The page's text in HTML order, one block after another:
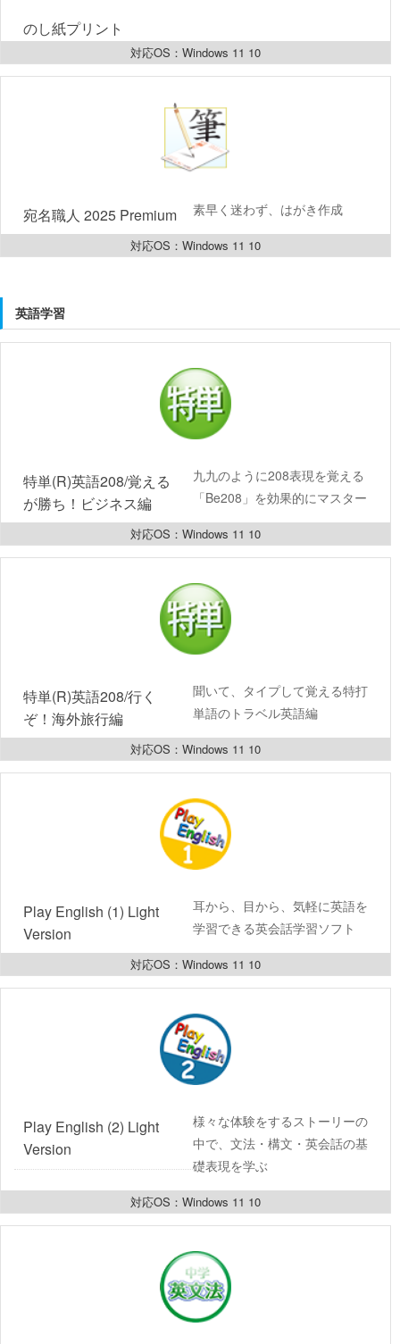
のし紙プリント
対応OS：Windows 11 10
宛名職人 2025 Premium 素早く迷わず、はがき作成
対応OS：Windows 11 10
英語学習
特単(R)英語208/覚える
が勝ち！ビジネス編
九九のように208表現を覚える
「Be208」を効果的にマスター
対応OS：Windows 11 10
特単(R)英語208/行く
ぞ！海外旅行編
聞いて、タイプして覚える特打
単語のトラベル英語編
対応OS：Windows 11 10
Play English (1) Light
Version
耳から、目から、気軽に英語を
学習できる英会話学習ソフト
対応OS：Windows 11 10
Play English (2) Light
Version
様々な体験をするストーリーの
中で、文法・構文・英会話の基
礎表現を学ぶ
対応OS：Windows 11 10